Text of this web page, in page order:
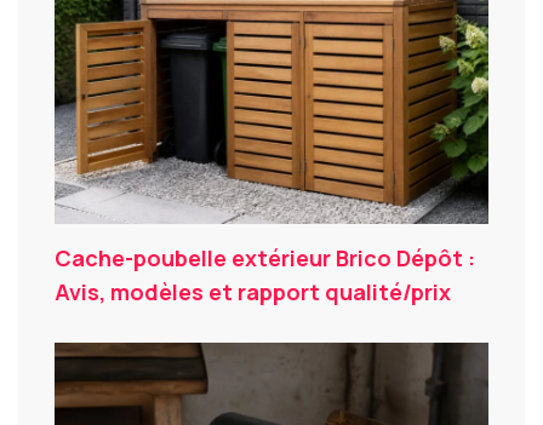
Cache-poubelle extérieur Brico Dépôt :
Avis, modèles et rapport qualité/prix